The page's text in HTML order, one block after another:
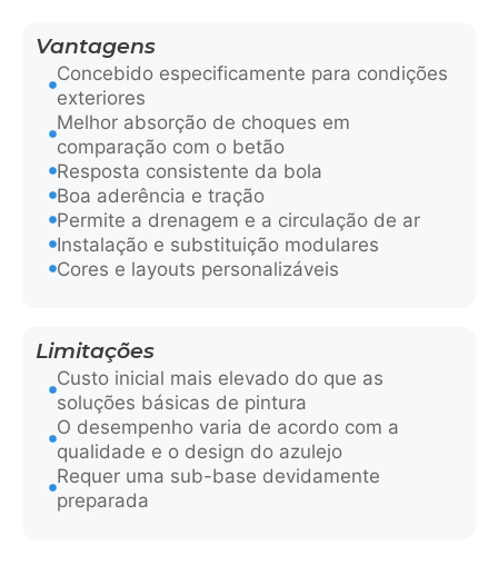
Vantagens
Concebido especificamente para condições
exteriores
Melhor absorção de choques em
comparação com o betão
Resposta consistente da bola
Boa aderência e tração
Permite a drenagem e a circulação de ar
Instalação e substituição modulares
Cores e layouts personalizáveis
Limitações
Custo inicial mais elevado do que as
soluções básicas de pintura
O desempenho varia de acordo com a
qualidade e o design do azulejo
Requer uma sub-base devidamente
preparada